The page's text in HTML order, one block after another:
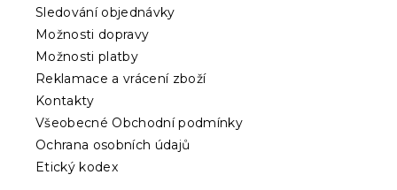
ý
i
s
Sledování objednávky
Možnosti dopravy
Možnosti platby
Reklamace a vrácení zboží
Kontakty
Všeobecné Obchodní podmínky
Ochrana osobních údajů
Etický kodex